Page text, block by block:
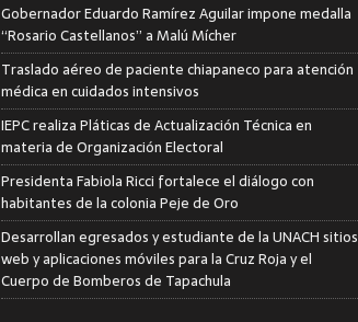
Gobernador Eduardo Ramírez Aguilar impone medalla
“Rosario Castellanos” a Malú Mícher
Traslado aéreo de paciente chiapaneco para atención
médica en cuidados intensivos
IEPC realiza Pláticas de Actualización Técnica en
materia de Organización Electoral
Presidenta Fabiola Ricci fortalece el diálogo con
habitantes de la colonia Peje de Oro
Desarrollan egresados y estudiante de la UNACH sitios
web y aplicaciones móviles para la Cruz Roja y el
Cuerpo de Bomberos de Tapachula